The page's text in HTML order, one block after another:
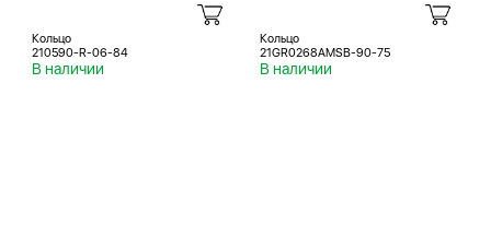
Кольцо
210590-R-06-84
В наличии
Кольцо
21GR0268AMSB-90-75
В наличии